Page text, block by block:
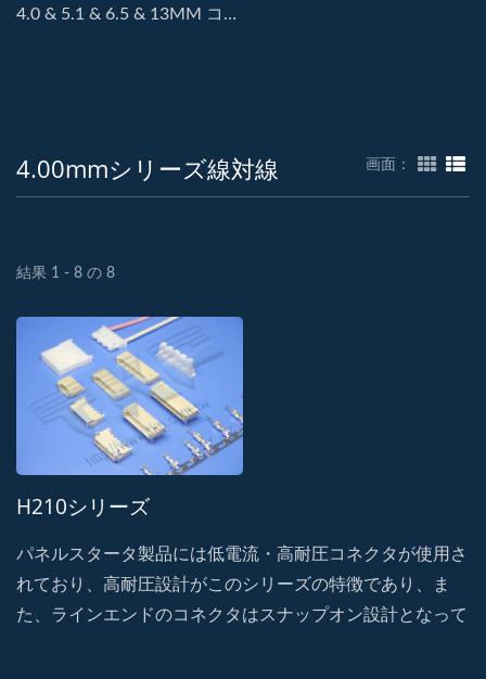
4.0 & 5.1 & 6.5 & 13MM コネクタ
4.00mmシリーズ線対線 画面：
結果 1 - 8 の 8
H210シリーズ
パネルスタータ製品には低電流・高耐圧コネクタが使用さ
れており、高耐圧設計がこのシリーズの特徴であり、ま
た、ラインエンドのコネクタはスナップオン設計となって